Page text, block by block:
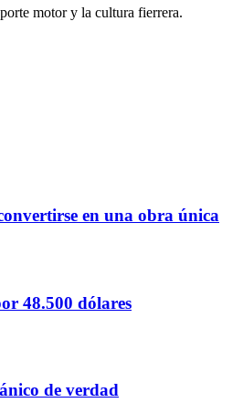
motor y la cultura fierrera.
en una obra única
48.500 dólares
de verdad